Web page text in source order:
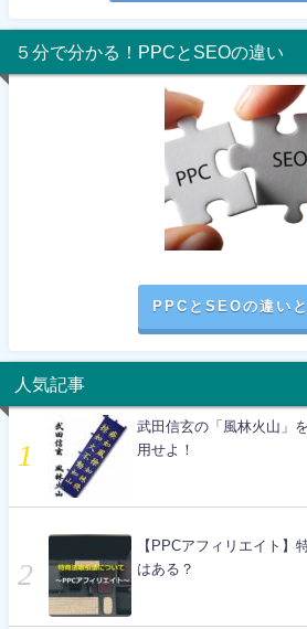
５分で分かる！PPCとSEOの違い
PPCとSEOの違いと
人気記事
武田信玄の「風林火山」
用せよ！
【PPCアフィリエイト】
はある？